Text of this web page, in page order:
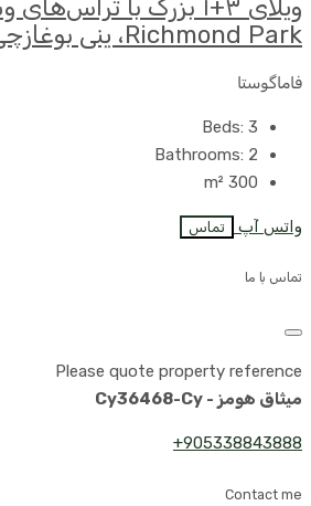
ویلای ۳+۱ بزرگ با
Richmond Park، ینی بوغازچی – فاماگوستا
فاماگوستا
Beds: 3
Bathrooms: 2
300
m²
واتس آپ تماس
تماس با ما
Please quote property reference
میثاق هومز - Cy36468-Cy
905338843888+
Contact me